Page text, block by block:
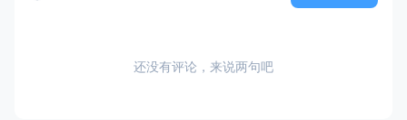
还没有评论，来说两句吧